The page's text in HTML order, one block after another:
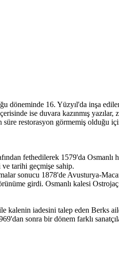
döneminde 16. Yüzyıl'da inşa
ise duvara kazınmış
restorasyon görmemiş olduğu
fethedilerek 1579'da Osmanlı
tarihi geçmişe sahip.
sonucu 1878'de Avusturya-
girdi. Osmanlı kalesi
kalenin iadesini talep eden Berks
sonra bir dönem farklı